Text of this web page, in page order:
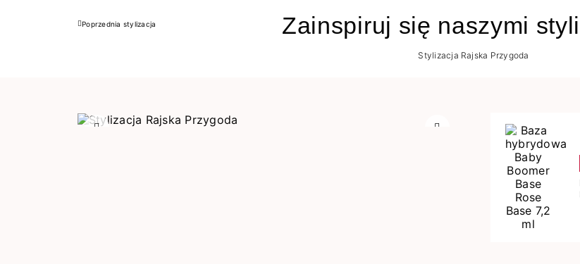
Zainspiruj się naszymi
Poprzedni
Poprzednia stylizacja
Stylizacja Rajska Przygoda